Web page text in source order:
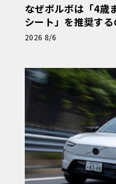
なぜボルボは「4歳
シート」を推奨す
大人ではない」の哲
2026 8/6